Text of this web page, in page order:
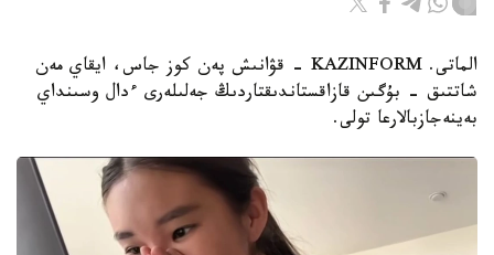
الماتى. KAZINFORM - قۋانىش پەن كوز جاس، ايقاي مەن
شاتتىق - بۇگىن قازاقستاندىقتاردىڭ جەلىلەرى ءدال وسىنداي
بەينەجازبالارعا تولى.